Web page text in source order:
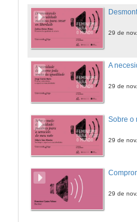
29 de
29 de
29 de
29 de